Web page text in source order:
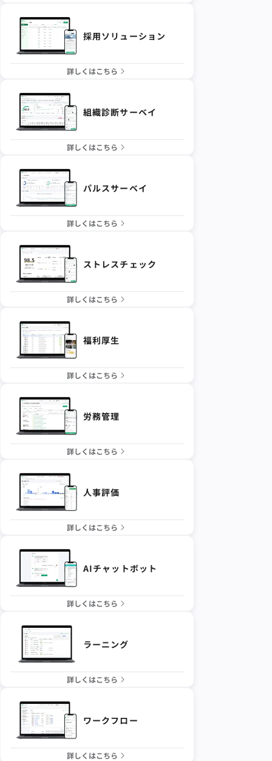
採用ソリューション
詳しくはこちら
組織診断サーベイ
詳しくはこちら
パルスサーベイ
詳しくはこちら
ストレスチェック
詳しくはこちら
福利厚生
詳しくはこちら
労務管理
詳しくはこちら
人事評価
詳しくはこちら
AIチャットボット
詳しくはこちら
ラーニング
詳しくはこちら
ワークフロー
詳しくはこちら